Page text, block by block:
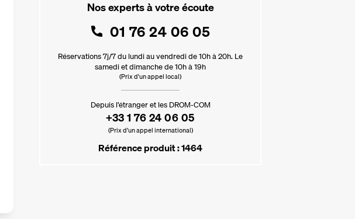
Nos experts à votre écoute
01 76 24 06 05
Réservations 7j/7 du lundi au vendredi de 10h à 20h. Le
samedi et dimanche de 10h à 19h
(Prix d'un appel local)
Depuis l’étranger et les DROM-COM
+33 1 76 24 06 05
(Prix d’un appel international)
Référence produit : 1464